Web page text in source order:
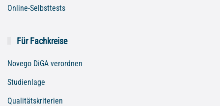
Online-Selbsttests
Für Fachkreise
Novego DiGA verordnen
Studienlage
Qualitätskriterien